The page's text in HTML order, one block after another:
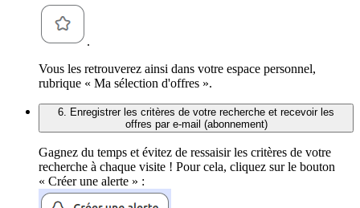
.
Vous les retrouverez ainsi dans votre espace personnel,
rubrique « Ma sélection d'offres ».
6. Enregistrer les critères de votre recherche et recevoir les
offres par e-mail (abonnement)
Gagnez du temps et évitez de ressaisir les critères de votre
recherche à chaque visite ! Pour cela, cliquez sur le bouton
« Créer une alerte » :